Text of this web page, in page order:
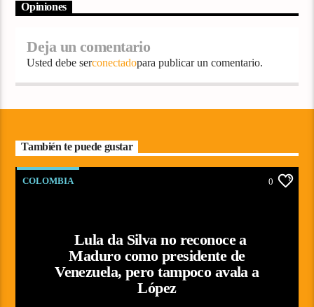
Opiniones
Deja un comentario
Usted debe serconectadopara publicar un comentario.
También te puede gustar
COLOMBIA 0
Lula da Silva no reconoce a
Maduro como presidente de
Venezuela, pero tampoco avala a
López